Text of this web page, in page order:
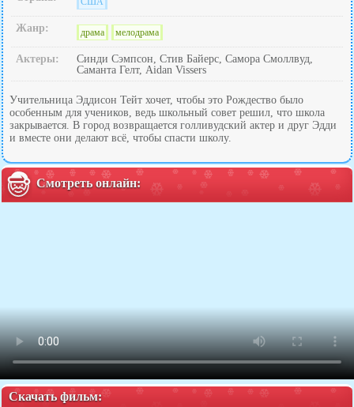
Жанр: драма мелодрама
Актеры:
Синди Сэмпсон, Стив Байерс, Самора Смоллвуд,
Саманта Гелт, Aidan Vissers
Учительница Эддисон Тейт хочет, чтобы это Рождество было
особенным для учеников, ведь школьный совет решил, что школа
закрывается. В город возвращается голливудский актер и друг Эдди
и вместе они делают всё, чтобы спасти школу.
Смотреть онлайн:
Скачать фильм: